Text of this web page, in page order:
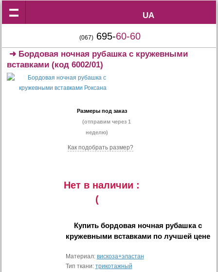
UA
UA
(067) 695-60-60
➜ Бордовая ночная рубашка с кружевными
вставками (код 6002/01)
Размеры под заказ
(отправим через 1
неделю)
Как подобрать размер?
Нет в наличии :
(
Купитьбордовая ночная рубашка с
кружевными вставками по лучшей цене
Материал: вискоза+эластан
Тип ткани: трикотажный